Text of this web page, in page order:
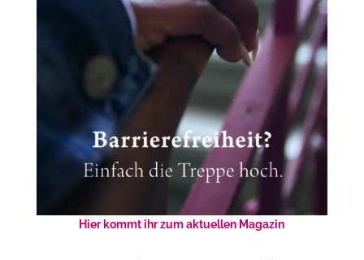
Hier kommt ihr zum aktuellen Magazin